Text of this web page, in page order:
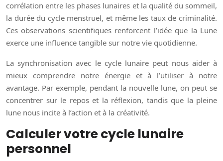
corrélation entre les phases lunaires et la qualité du sommeil,
la durée du cycle menstruel, et même les taux de criminalité.
Ces observations scientifiques renforcent l’idée que la Lune
exerce une influence tangible sur notre vie quotidienne.
La synchronisation avec le cycle lunaire peut nous aider à
mieux comprendre notre énergie et à l’utiliser à notre
avantage. Par exemple, pendant la nouvelle lune, on peut se
concentrer sur le repos et la réflexion, tandis que la pleine
lune nous incite à l’action et à la créativité.
Calculer votre cycle lunaire
personnel